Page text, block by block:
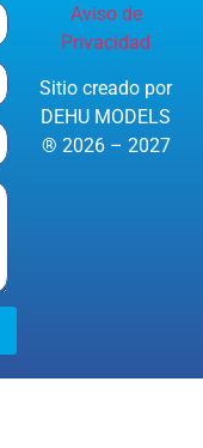
Aviso de
Privacidad
Sitio creado por
DEHU MODELS
® 2026 – 2027